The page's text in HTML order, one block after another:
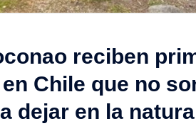
reciben
Chile que no
dejar en la